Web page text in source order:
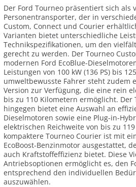
Der Ford Tourneo präsentiert sich als
Personentransporter, der in
Custom, Connect und Courier
Varianten bietet unterschiedliche
Technikspezifikationen, um den
gerecht zu werden. Der Tourneo
modernen Ford EcoBlue-
Leistungen von 100 kW (136 PS) bis
umweltbewusste Fahrer steht zudem
Version zur Verfügung, die eine rein
bis zu 110 Kilometern ermöglicht. Der
hingegen bietet eine Auswahl an
Dieselmotoren sowie eine Plug-in-
elektrischen Reichweite von bis zu
kompaktere Tourneo Courier ist mit
EcoBoost-Benzinmotor ausgestattet,
auch Kraftstoffeffizienz bietet. Diese
Antriebsoptionen ermöglicht es, den
entsprechend den individuellen
auszuwählen.